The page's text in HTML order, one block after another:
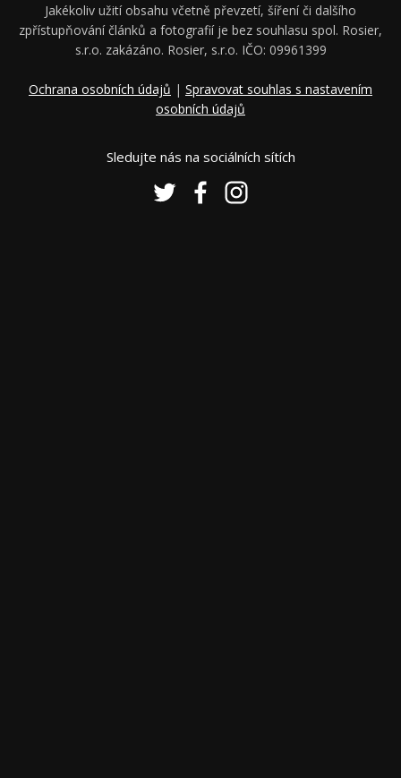
Jakékoliv užití obsahu včetně převzetí, šíření či dalšího
zpřístupňování článků a fotografií je bez souhlasu spol. Rosier,
s.r.o. zakázáno. Rosier, s.r.o. IČO: 09961399
Ochrana osobních údajů | Spravovat souhlas s nastavením
osobních údajů
Sledujte nás na sociálních sítích